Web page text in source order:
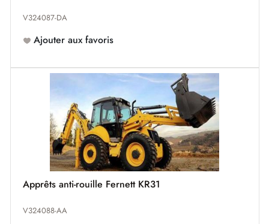
V324087-DA
Ajouter aux favoris
Apprêts anti-rouille Fernett KR31
V324088-AA